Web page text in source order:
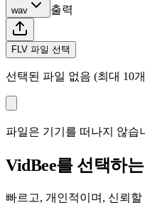
wav 출력
FLV 파일 선택
선택된 파일 없음 (최대 10
파일은 기기를 떠나지 않습
VidBee를 선택하
빠르고, 개인적이며, 신뢰